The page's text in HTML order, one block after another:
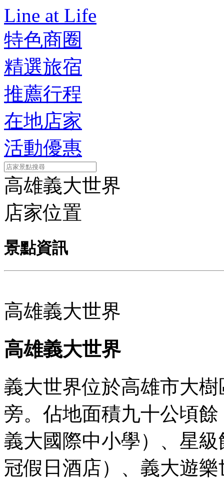
Line at Life
特色商圈
精選旅宿
推薦行程
在地店家
活動優惠
高雄義大世界
店家位置
景點資訊
高雄義大世界
高雄義大世界
義大世界位於高雄市大
旁。佔地面積九十公頃
義大國際中小學）、星
冠假日酒店）、義大遊